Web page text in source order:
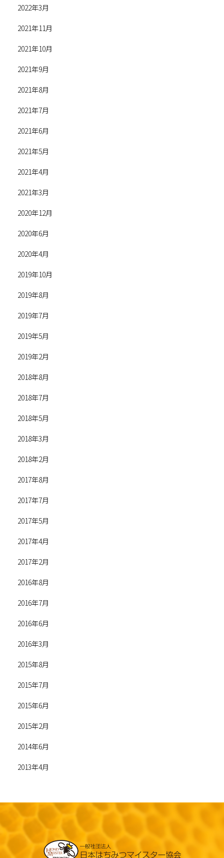
2022年3月
2021年11月
2021年10月
2021年9月
2021年8月
2021年7月
2021年6月
2021年5月
2021年4月
2021年3月
2020年12月
2020年6月
2020年4月
2019年10月
2019年8月
2019年7月
2019年5月
2019年2月
2018年8月
2018年7月
2018年5月
2018年3月
2018年2月
2017年8月
2017年7月
2017年5月
2017年4月
2017年2月
2016年8月
2016年7月
2016年6月
2016年3月
2015年8月
2015年7月
2015年6月
2015年2月
2014年6月
2013年4月